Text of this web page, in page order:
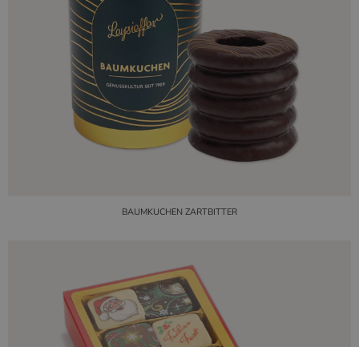
BAUMKUCHEN ZARTBITTER